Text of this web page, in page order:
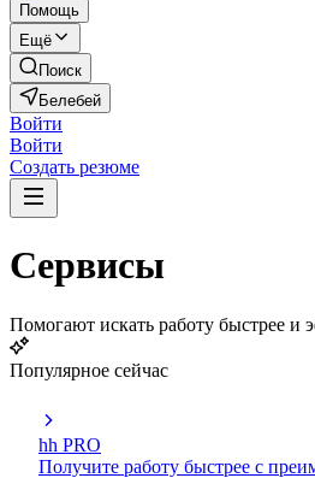
Помощь
Ещё
Поиск
Белебей
Войти
Войти
Создать резюме
Сервисы
Помогают искать работу быстрее и
Популярное сейчас
hh PRO
Получите работу быстрее с